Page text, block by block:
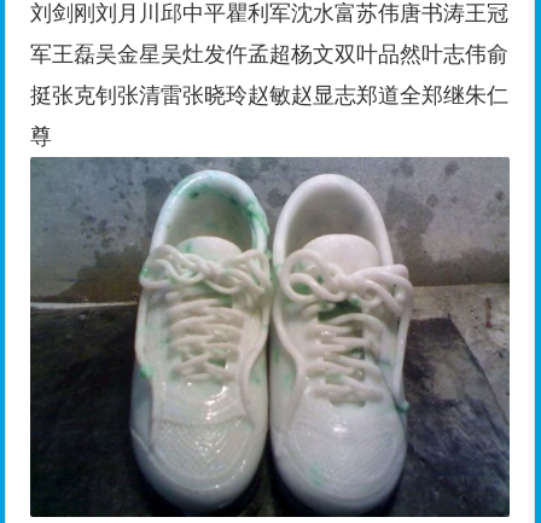
刘剑刚刘月川邱中平瞿利军沈水富苏伟唐书涛王冠
军王磊吴金星吴灶发仵孟超杨文双叶品然叶志伟俞
挺张克钊张清雷张晓玲赵敏赵显志郑道全郑继朱仁
尊